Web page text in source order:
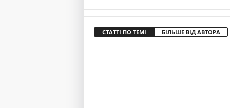
СТАТТІ ПО ТЕМІ БІЛЬШЕ ВІД АВТОРА